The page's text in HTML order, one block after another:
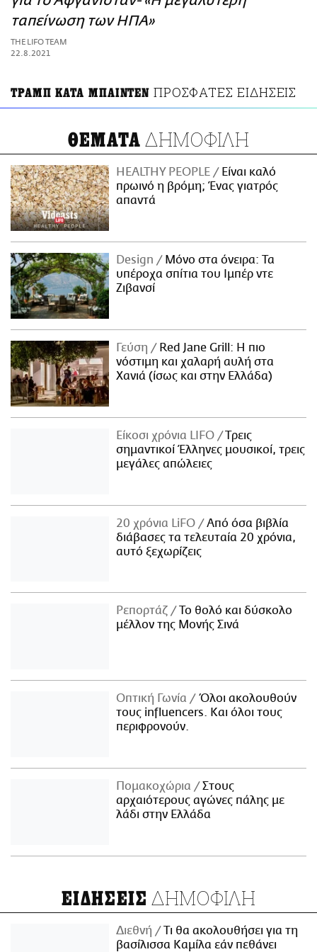
ΑΜΠΑ
PRINT
ταπείνωση των ΗΠΑ»
THE LIFO TEAM
22.8.2021
ΤΡΑΜΠ ΚΑΤΑ ΜΠΑΙΝΤΕΝ ΠΡΟΣΦΑΤΕΣ ΕΙΔΗΣΕΙΣ
ΘΕΜΑΤΑ ΔΗΜΟΦΙΛΗ
HEALTHY PEOPLE
Είναι καλό
πρωινό η βρόμη; Ένας γιατρός
απαντά
Design
Μόνο στα όνειρα: Τα
υπέροχα σπίτια του Ιμπέρ ντε
Ζιβανσί
Γεύση
Red Jane Grill: Η πιο
νόστιμη και χαλαρή αυλή στα
Χανιά (ίσως και στην Ελλάδα)
Είκοσι χρόνια LIFO
Tρεις
σημαντικοί Έλληνες μουσικοί, τρεις
μεγάλες απώλειες
20 χρόνια LiFO
Από όσα βιβλία
διάβασες τα τελευταία 20 χρόνια,
αυτό ξεχωρίζεις
Ρεπορτάζ
Το θολό και δύσκολο
μέλλον της Μονής Σινά
Οπτική Γωνία
Όλοι ακολουθούν
τους influencers. Και όλοι τους
περιφρονούν.
Πομακοχώρια
Στους
αρχαιότερους αγώνες πάλης με
λάδι στην Ελλάδα
ΕΙΔΗΣΕΙΣ ΔΗΜΟΦΙΛΗ
Διεθνή
Τι θα ακολουθήσει για τη
βασίλισσα Καμίλα εάν πεθάνει